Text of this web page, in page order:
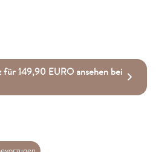
für 149,90 EURO ansehen bei